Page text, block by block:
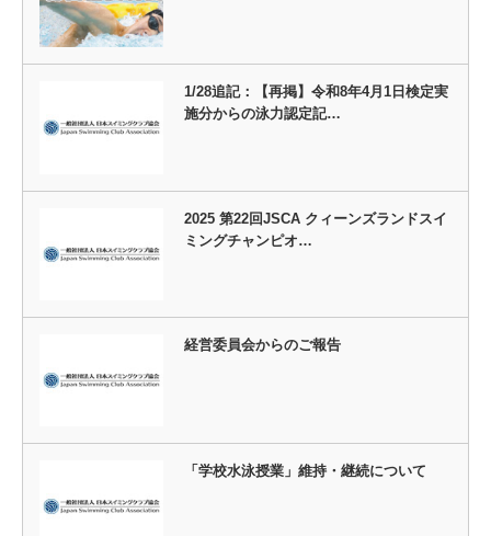
1/28追記：【再掲】令和8年4月1日検定実
施分からの泳力認定記…
2025 第22回JSCA クィーンズランドスイ
ミングチャンピオ…
経営委員会からのご報告
「学校水泳授業」維持・継続について